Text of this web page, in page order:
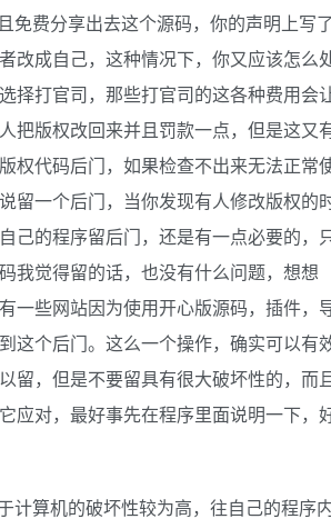
免费分享出去这个源码，你的声明上写
改成自己，这种情况下，你又应该怎么
择打官司，那些打官司的这各种费用会
把版权改回来并且罚款一点，但是这又
权代码后门，如果检查不出来无法正常
留一个后门，当你发现有人修改版权的
己的程序留后门，还是有一点必要的，
我觉得留的话，也没有什么问题，想想
一些网站因为使用开心版源码，插件，
这个后门。这么一个操作，确实可以有
留，但是不要留具有很大破坏性的，而
应对，最好事先在程序里面说明一下，
计算机的破坏性较为高，往自己的程序